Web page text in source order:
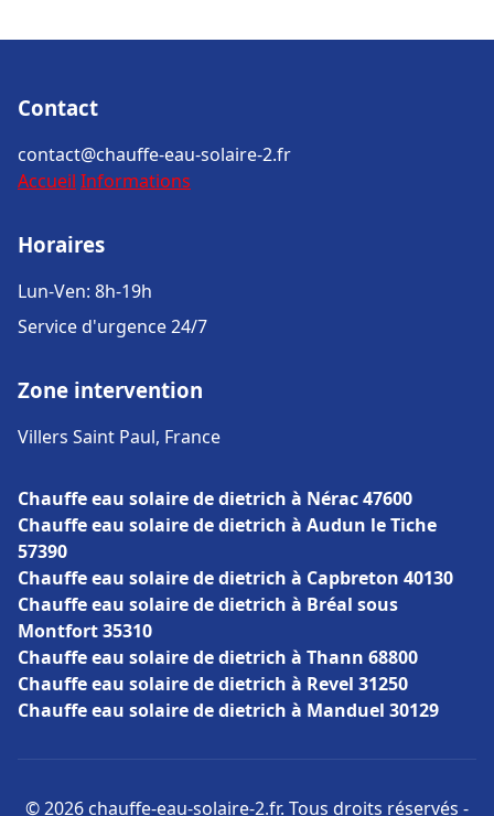
Contact
contact@chauffe-eau-solaire-2.fr
Accueil Informations
Horaires
Lun-Ven: 8h-19h
Service d'urgence 24/7
Zone intervention
Villers Saint Paul, France
Chauffe eau solaire de dietrich à Nérac 47600
Chauffe eau solaire de dietrich à Audun le Tiche
57390
Chauffe eau solaire de dietrich à Capbreton 40130
Chauffe eau solaire de dietrich à Bréal sous
Montfort 35310
Chauffe eau solaire de dietrich à Thann 68800
Chauffe eau solaire de dietrich à Revel 31250
Chauffe eau solaire de dietrich à Manduel 30129
© 2026 chauffe-eau-solaire-2.fr. Tous droits réservés -